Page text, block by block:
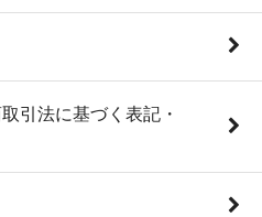
引法に基づく表記・